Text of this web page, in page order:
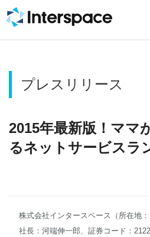
ホーム
事業内容
ニュース
IR情報
採用情報
プレスリリース
2015年最新版！ママ
るネットサービスラ
株式会社インタースペース（所在地
社長：河端伸一郎、証券コード：